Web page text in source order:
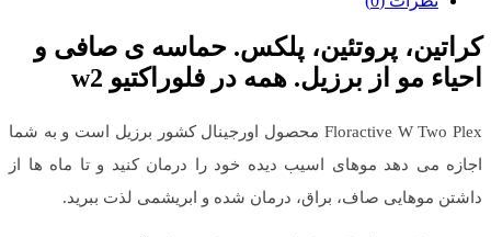
کراتین، پروتئین، پلکس. حماسه ی صافی و
احیاء مو از برزیل. همه در فلوراکتیو w2
Floractive W Two Plex محصول اورجینال کشور برزیل است و به شما
اجازه می دهد موهای اسیب دیده خود را درمان کنید و تا ماه ها از
داشتن موهایی صاف، براق، درمان شده و ابریشمی لذت ببرید.